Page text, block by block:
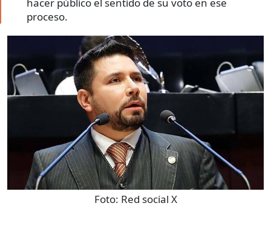
hacer público el sentido de su voto en ese
proceso.
Foto: Red social X